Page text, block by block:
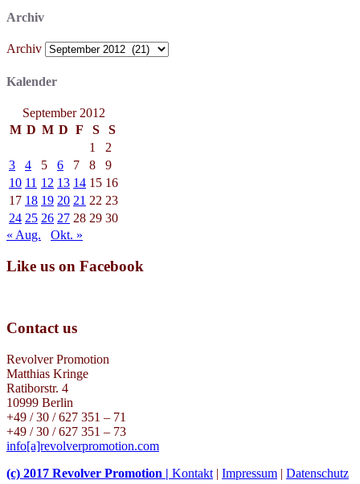
Archiv
Archiv
Kalender
September 2012
M D M D F S
S
1
2
3
4 5 6 7 8
9
10 11 12 13 14 15 16
17 18 19 20 21 22 23
24 25 26 27 28 29 30
« Aug.
Okt. »
Like us on Facebook
Contact us
Revolver Promotion
Matthias Kringe
Ratiborstr. 4
10999 Berlin
+49 / 30 / 627 351 – 71
+49 / 30 / 627 351 – 73
info[a]revolverpromotion.com
(c) 2017 Revolver Promotion | Kontakt | Impressum | Datenschutz